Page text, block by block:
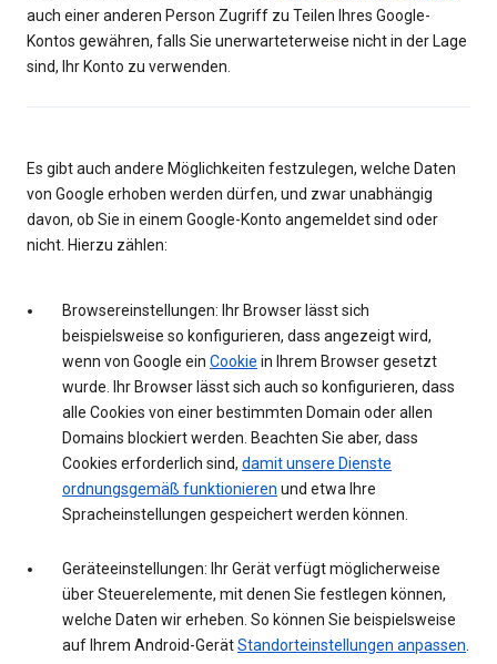
auch einer anderen Person Zugriff zu Teilen Ihres Google-
Kontos gewähren, falls Sie unerwarteterweise nicht in der Lage
sind, Ihr Konto zu verwenden.
Es gibt auch andere Möglichkeiten festzulegen, welche Daten
von Google erhoben werden dürfen, und zwar unabhängig
davon, ob Sie in einem Google-Konto angemeldet sind oder
nicht. Hierzu zählen:
Browsereinstellungen: Ihr Browser lässt sich
beispielsweise so konfigurieren, dass angezeigt wird,
wenn von Google ein Cookie in Ihrem Browser gesetzt
wurde. Ihr Browser lässt sich auch so konfigurieren, dass
alle Cookies von einer bestimmten Domain oder allen
Domains blockiert werden. Beachten Sie aber, dass
Cookies erforderlich sind, damit unsere Dienste
ordnungsgemäß funktionieren und etwa Ihre
Spracheinstellungen gespeichert werden können.
Geräteeinstellungen: Ihr Gerät verfügt möglicherweise
über Steuerelemente, mit denen Sie festlegen können,
welche Daten wir erheben. So können Sie beispielsweise
auf Ihrem Android-GerätStandorteinstellungen anpassen